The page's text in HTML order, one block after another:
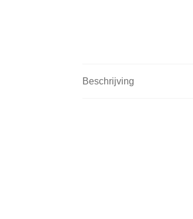
Beschrijving